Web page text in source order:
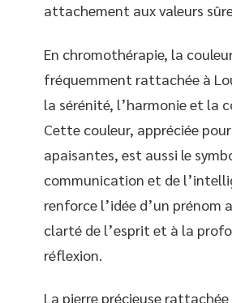
attachement aux valeurs
En chromothérapie, la
fréquemment rattachée à
la sérénité, l’harmonie et la
Cette couleur, appréciée
apaisantes, est aussi le
communication et de
renforce l’idée d’un prénom
clarté de l’esprit et à la
réflexion.
La pierre précieuse